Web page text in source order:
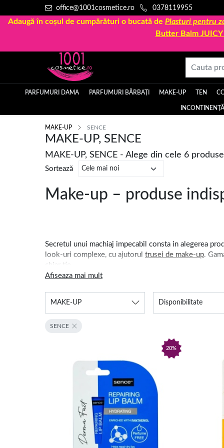
office@1001cosmetice.ro 0378119955
Adaugă în coșul de cumpărături o bucată de Plasturi pentru
Butter Balm
PARFUMURI DAMA PARFUMURI BĂRBAȚI MAKE-UP TEN
MAKE-UP SENCE
MAKE-UP, SENCE
MAKE-UP, SENCE - Alege din cele 6 produse
Sortează
Make-up – produse
Secretul unui machiaj impecabil consta in alegerea
look-uri complexe, cu ajutorul trusei de make-up.
chiar tie.
Machiaje – gama variata
Daca esti incepatoare sau doresti sa te pefectionezi
obtinerii unor rezultate uimitoare. Incepe cu
baza de
Afiseaza mai mult
MAKE-UP Disponibilitate
SENCE
20%